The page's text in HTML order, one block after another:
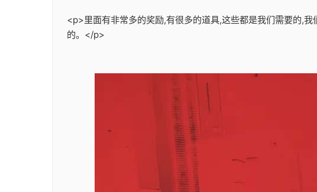
<p>里面有非常多的奖励,有很多的道具,这些都是我们需要的,
的。</p>